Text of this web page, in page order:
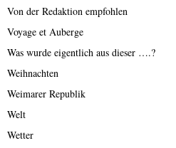
Von der Redaktion empfohlen
Voyage et Auberge
Was wurde eigentlich aus dieser ….?
Weihnachten
Weimarer Republik
Welt
Wetter